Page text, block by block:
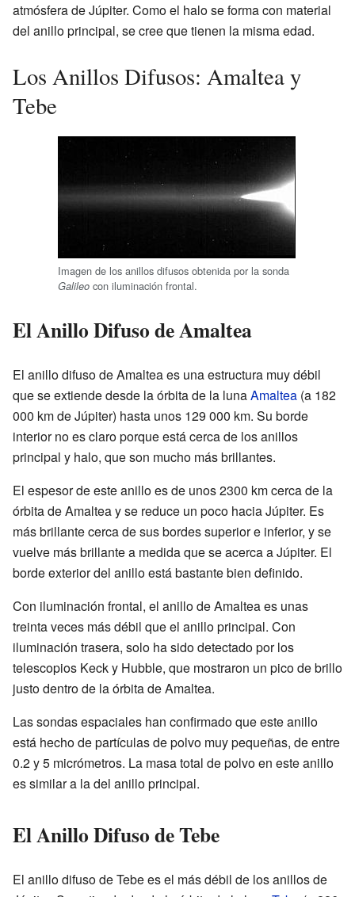
atmósfera de Júpiter. Como el halo se forma con material
del anillo principal, se cree que tienen la misma edad.
Los Anillos Difusos: Amaltea y
Tebe
Imagen de los anillos difusos obtenida por la sonda
Galileo con iluminación frontal.
El Anillo Difuso de Amaltea
El anillo difuso de Amaltea es una estructura muy débil
que se extiende desde la órbita de la lunaAmaltea (a 182
000 km de Júpiter) hasta unos 129 000 km. Su borde
interior no es claro porque está cerca de los anillos
principal y halo, que son mucho más brillantes.
El espesor de este anillo es de unos 2300 km cerca de la
órbita de Amaltea y se reduce un poco hacia Júpiter. Es
más brillante cerca de sus bordes superior e inferior, y se
vuelve más brillante a medida que se acerca a Júpiter. El
borde exterior del anillo está bastante bien definido.
Con iluminación frontal, el anillo de Amaltea es unas
treinta veces más débil que el anillo principal. Con
iluminación trasera, solo ha sido detectado por los
telescopios Keck y Hubble, que mostraron un pico de brillo
justo dentro de la órbita de Amaltea.
Las sondas espaciales han confirmado que este anillo
está hecho de partículas de polvo muy pequeñas, de entre
0.2 y 5 micrómetros. La masa total de polvo en este anillo
es similar a la del anillo principal.
El Anillo Difuso de Tebe
El anillo difuso de Tebe es el más débil de los anillos de